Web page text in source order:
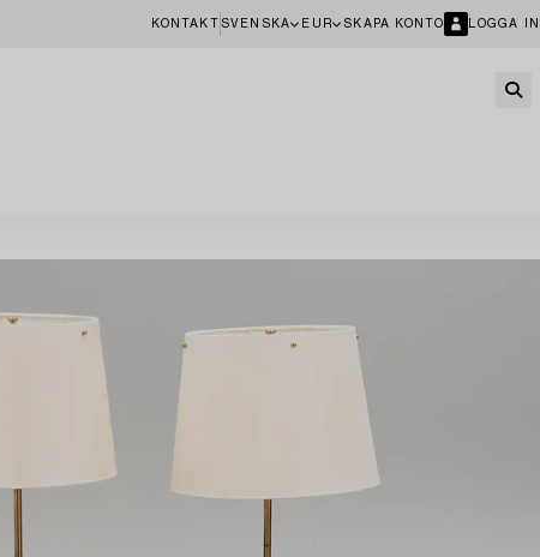
KONTAKT SVENSKA EUR SKAPA KONTO LOGGA IN